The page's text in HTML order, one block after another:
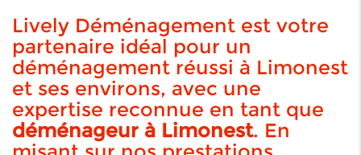
Lively Déménagement est votre
partenaire idéal pour un
déménagement réussi à Limonest
et ses environs, avec une
expertise reconnue en tant que
déménageur à Limonest. En